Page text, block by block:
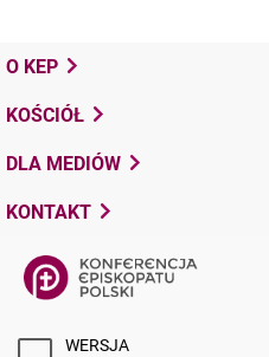
O KEP
KOŚCIÓŁ
DLA MEDIÓW
KONTAKT
WERSJA